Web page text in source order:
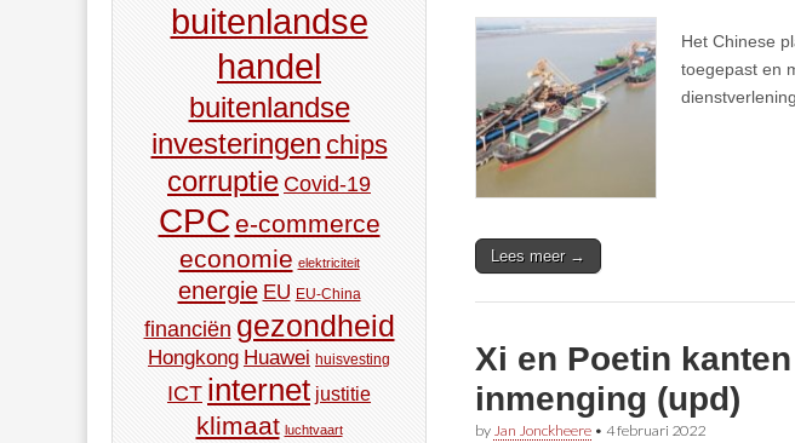
Het Chinese
toegepast en
Lees meer →
Xi en Poetin
inmenging (upd)
by Jan Jonckheere • 4 februari 2022
buitenlandse
handel
buitenlandse
investeringen chips
corruptie Covid-19
CPC e-commerce
economie elektriciteit
energie EU EU-China
financiën gezondheid
Hongkong Huawei huisvesting
ICT internet justitie
klimaat luchtvaart